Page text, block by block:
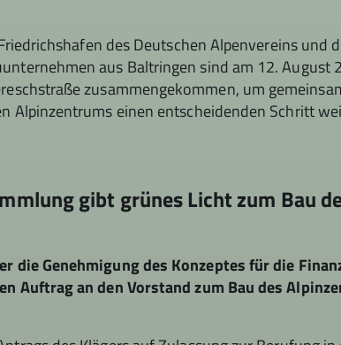
des Deutschen Alpenvereins und
aus Baltringen sind am 12. August
zusammengekommen, um
Alpinzentrums einen entscheidenden Schritt
gibt grünes Licht zum Bau
die Genehmigung des Konzeptes für die
Auftrag an den Vorstand zum Bau des